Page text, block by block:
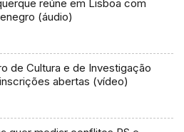
reúne em Lisboa com
(áudio)
de Cultura e de Investigação
abertas (vídeo)